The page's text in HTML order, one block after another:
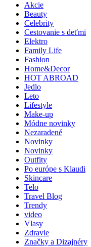
Akcie
Beauty
Celebrity
Cestovanie s deťmi
Elektro
Family Life
Fashion
Home&Decor
HOT ABROAD
Jedlo
Leto
Lifestyle
Make-up
Módne novinky
Nezaradené
Novinky
Novinky
Outfity
Po európe s Klaudi
Skincare
Telo
Travel Blog
Trendy
video
Vlasy
Zdravie
Značky a Dizajnéry